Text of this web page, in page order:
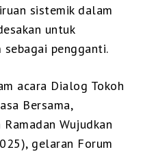
sistemik dalam
untuk
pengganti.
acara Dialog Tokoh
Bersama,
Wujudkan
gelaran Forum